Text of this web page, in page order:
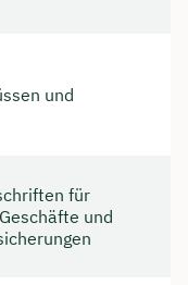
und
für
und